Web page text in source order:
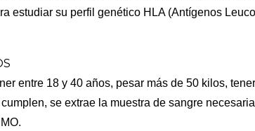
estudiar su perfil genético HLA (Antígenos
entre 18 y 40 años, pesar más de 50 kilos,
se extrae la muestra de sangre